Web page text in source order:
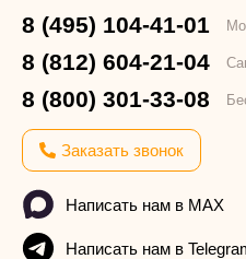
8 (495) 104-41-01
8 (812) 604-21-04
8 (800) 301-33-08
Заказать звонок
Написать нам в MAX
Написать нам в